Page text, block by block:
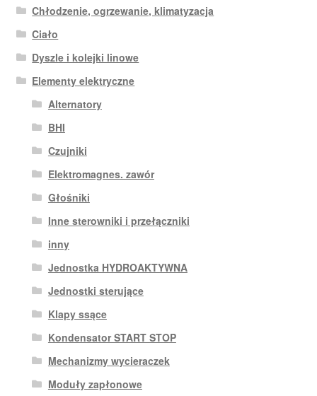
Chłodzenie, ogrzewanie, klimatyzacja
Ciało
Dyszle i kolejki linowe
Elementy elektryczne
Alternatory
BHI
Czujniki
Elektromagnes. zawór
Głośniki
Inne sterowniki i przełączniki
inny
Jednostka HYDROAKTYWNA
Jednostki sterujące
Klapy ssące
Kondensator START STOP
Mechanizmy wycieraczek
Moduły zapłonowe